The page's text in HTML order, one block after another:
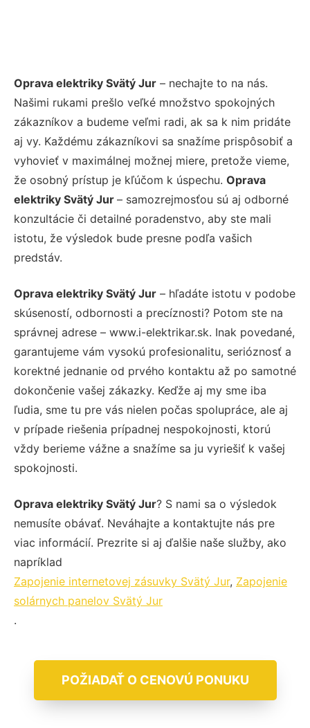
Oprava elektriky Svätý Jur – nechajte to na nás.
Našimi rukami prešlo veľké množstvo spokojných
zákazníkov a budeme veľmi radi, ak sa k nim pridáte
aj vy. Každému zákazníkovi sa snažíme prispôsobiť a
vyhovieť v maximálnej možnej miere, pretože vieme,
že osobný prístup je kľúčom k úspechu. Oprava
elektriky Svätý Jur – samozrejmosťou sú aj odborné
konzultácie či detailné poradenstvo, aby ste mali
istotu, že výsledok bude presne podľa vašich
predstáv.
Oprava elektriky Svätý Jur – hľadáte istotu v podobe
skúseností, odbornosti a precíznosti? Potom ste na
správnej adrese – www.i-elektrikar.sk. Inak povedané,
garantujeme vám vysokú profesionalitu, serióznosť a
korektné jednanie od prvého kontaktu až po samotné
dokončenie vašej zákazky. Keďže aj my sme iba
ľudia, sme tu pre vás nielen počas spolupráce, ale aj
v prípade riešenia prípadnej nespokojnosti, ktorú
vždy berieme vážne a snažíme sa ju vyriešiť k vašej
spokojnosti.
Oprava elektriky Svätý Jur? S nami sa o výsledok
nemusíte obávať. Neváhajte a kontaktujte nás pre
viac informácií. Prezrite si aj ďalšie naše služby, ako
napríklad
Zapojenie internetovej zásuvky Svätý Jur, Zapojenie
solárnych panelov Svätý Jur
.
POŽIADAŤ O CENOVÚ PONUKU